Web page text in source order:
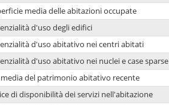
media delle abitazioni occupate
d'uso degli edifici
d'uso abitativo nei centri abitati
d'uso abitativo nei nuclei e case sparse
media del patrimonio abitativo recente
di disponibilità dei servizi nell'abitazione